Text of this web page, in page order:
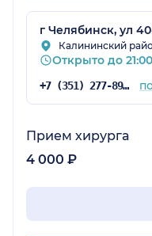
г Челябинск, ул
Калининский
Открыто до 21:00
+7 (351) 277-89-46
Прием хирурга
4 000 ₽